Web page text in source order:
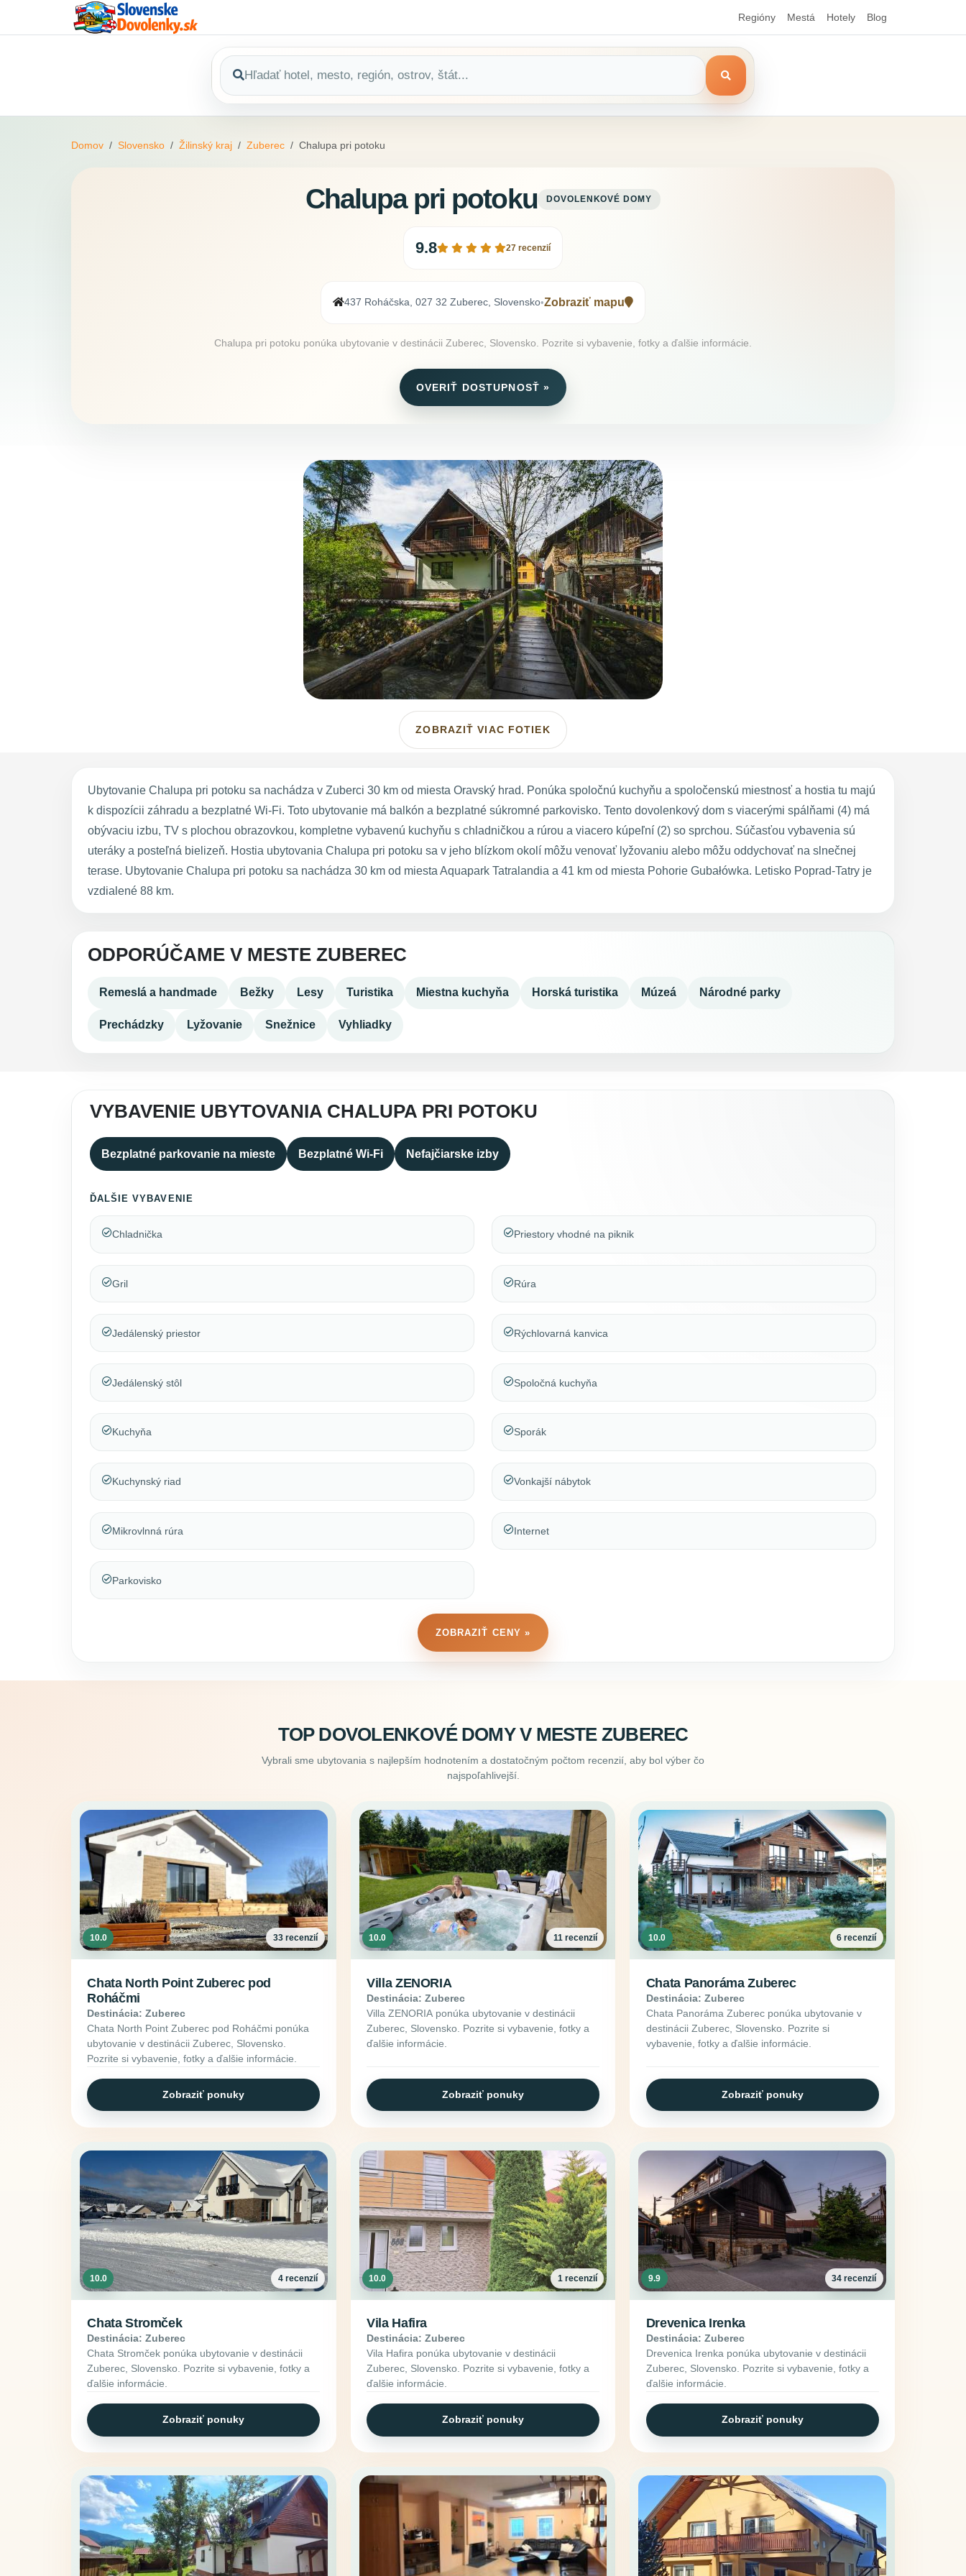
Regióny Mestá Hotely Blog
Domov Slovensko Žilinský kraj Zuberec Chalupa pri potoku
Chalupa pri potoku DOVOLENKOVÉ DOMY
9.8 27 recenzií
437 Roháčska, 027 32 Zuberec, Slovensko•Zobraziť mapu
Chalupa pri potoku ponúka ubytovanie v destinácii Zuberec, Slovensko. Pozrite si vybavenie, fotky a ďalšie informácie.
OVERIŤ DOSTUPNOSŤ »
ZOBRAZIŤ VIAC FOTIEK
Ubytovanie Chalupa pri potoku sa nachádza v Zuberci 30 km od miesta Oravský hrad. Ponúka spoločnú kuchyňu a spoločenskú miestnosť a hostia tu majú
k dispozícii záhradu a bezplatné Wi-Fi. Toto ubytovanie má balkón a bezplatné súkromné parkovisko. Tento dovolenkový dom s viacerými spálňami (4) má
obývaciu izbu, TV s plochou obrazovkou, kompletne vybavenú kuchyňu s chladničkou a rúrou a viacero kúpeľní (2) so sprchou. Súčasťou vybavenia sú
uteráky a posteľná bielizeň. Hostia ubytovania Chalupa pri potoku sa v jeho blízkom okolí môžu venovať lyžovaniu alebo môžu oddychovať na slnečnej
terase. Ubytovanie Chalupa pri potoku sa nachádza 30 km od miesta Aquapark Tatralandia a 41 km od miesta Pohorie Gubałówka. Letisko Poprad-Tatry je
vzdialené 88 km.
ODPORÚČAME V MESTE ZUBEREC
Remeslá a handmade Bežky Lesy Turistika Miestna kuchyňa Horská turistika Múzeá Národné parky
Prechádzky Lyžovanie Snežnice Vyhliadky
VYBAVENIE UBYTOVANIA CHALUPA PRI POTOKU
Bezplatné parkovanie na mieste Bezplatné Wi-Fi Nefajčiarske izby
ĎALŠIE VYBAVENIE
Chladnička
Gril
Jedálenský priestor
Jedálenský stôl
Kuchyňa
Kuchynský riad
Mikrovlnná rúra
Parkovisko
Priestory vhodné na piknik
Rúra
Rýchlovarná kanvica
Spoločná kuchyňa
Sporák
Vonkajší nábytok
Internet
ZOBRAZIŤ CENY »
TOP DOVOLENKOVÉ DOMY V MESTE ZUBEREC
Vybrali sme ubytovania s najlepším hodnotením a dostatočným počtom recenzií, aby bol výber čo
najspoľahlivejší.
10.0 33 recenzií
Chata North Point Zuberec pod
Roháčmi
Destinácia: Zuberec
Chata North Point Zuberec pod Roháčmi ponúka
ubytovanie v destinácii Zuberec, Slovensko.
Pozrite si vybavenie, fotky a ďalšie informácie.
Zobraziť ponuky
10.0 11 recenzií
Villa ZENORIA
Destinácia: Zuberec
Villa ZENORIA ponúka ubytovanie v destinácii
Zuberec, Slovensko. Pozrite si vybavenie, fotky a
ďalšie informácie.
Zobraziť ponuky
10.0 6 recenzií
Chata Panoráma Zuberec
Destinácia: Zuberec
Chata Panoráma Zuberec ponúka ubytovanie v
destinácii Zuberec, Slovensko. Pozrite si
vybavenie, fotky a ďalšie informácie.
Zobraziť ponuky
10.0 4 recenzií
Chata Stromček
Destinácia: Zuberec
Chata Stromček ponúka ubytovanie v destinácii
Zuberec, Slovensko. Pozrite si vybavenie, fotky a
ďalšie informácie.
Zobraziť ponuky
10.0 1 recenzií
Vila Hafira
Destinácia: Zuberec
Vila Hafira ponúka ubytovanie v destinácii
Zuberec, Slovensko. Pozrite si vybavenie, fotky a
ďalšie informácie.
Zobraziť ponuky
9.9 34 recenzií
Drevenica Irenka
Destinácia: Zuberec
Drevenica Irenka ponúka ubytovanie v destinácii
Zuberec, Slovensko. Pozrite si vybavenie, fotky a
ďalšie informácie.
Zobraziť ponuky